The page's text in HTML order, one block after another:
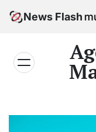
News Flash
avec la